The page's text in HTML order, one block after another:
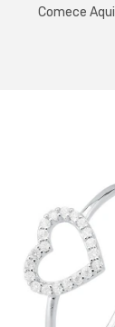
Comece Aqui